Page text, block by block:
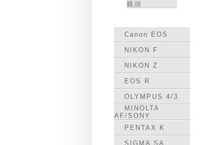
鏡頭
Canon EOS
NIKON F
NIKON Z
EOS R
OLYMPUS 4/3
MINOLTA
AF/SONY
PENTAX K
SIGMA SA